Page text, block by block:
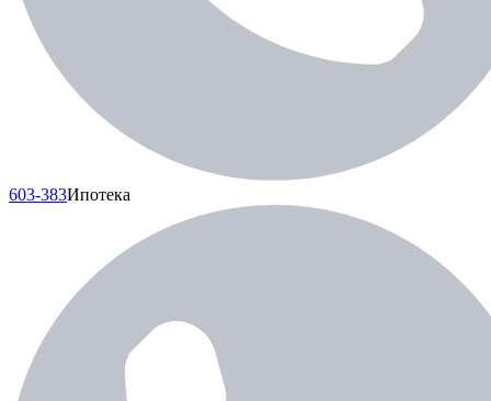
603-383Ипотека